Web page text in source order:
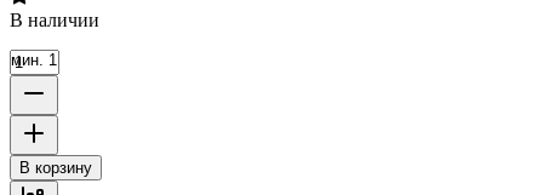
В наличии
мин. 1
В корзину